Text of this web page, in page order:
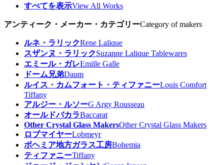
すべてを表示View All Works
アンティーク・メーカー・カテゴリーCategory of makers
ルネ・ラリックRene Lalique
スザンヌ・ラリックSuzanne Lalique Tablewares
エミール・ガレEmille Galle
ドーム兄弟Daum
ルイス・カムフォート・ティファニーLouis Comfort
Tiffany
アルジー・ルソーG Argy Rousseau
オールドバカラBaccarat
Other Crystal Glass MakersOther Crystal Glass Makers
ロブマイヤーLobmeyr
ボヘミア地方ガラス工房Bohemia
ティファニーTiffany